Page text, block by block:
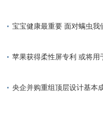
宝宝健康最重要 面对螨虫我
苹果获得柔性屏专利 或将用
央企并购重组顶层设计基本